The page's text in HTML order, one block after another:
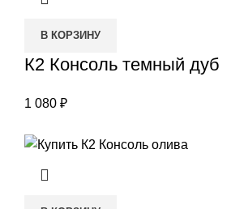
В КОРЗИНУ
К2 Консоль темный дуб
1 080 ₽